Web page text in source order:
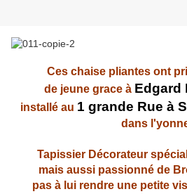
Ces chaise pliantes ont
de jeune grace à Edgard
installé au 1 grande Rue à
dans
Tapissier Décorateur
mais aussi passionné de
pas à lui rendre une petite